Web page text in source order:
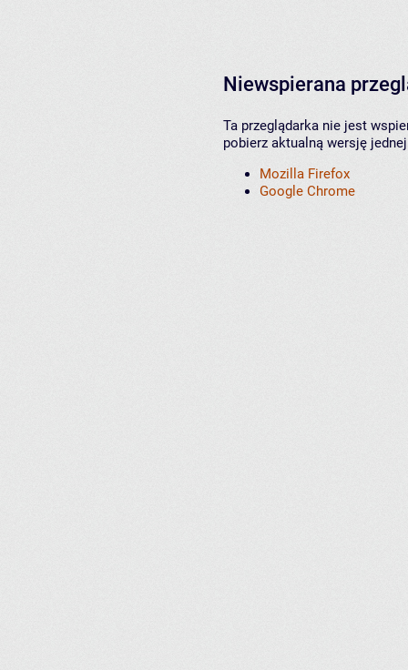
Niewspierana
Ta przeglądarka nie jest
pobierz aktualną wersję
Mozilla Firefox
Google Chrome